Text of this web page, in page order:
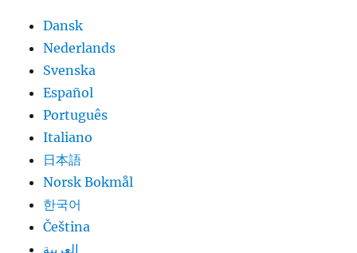
Dansk
Nederlands
Svenska
Español
Português
Italiano
日本語
Norsk Bokmål
한국어
Čeština
العربية